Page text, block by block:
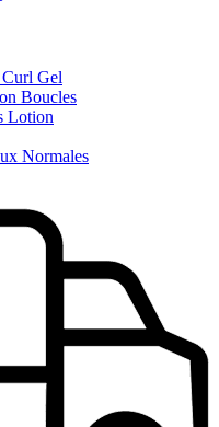
Gel
Boucles
Lotion
Normales